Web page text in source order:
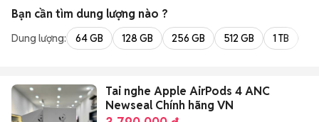
Bạn cần tìm dung lượng nào ?
Dung lượng: 64 GB 128 GB 256 GB 512 GB 1 TB
Tai nghe Apple AirPods 4 ANC
Newseal Chính hãng VN